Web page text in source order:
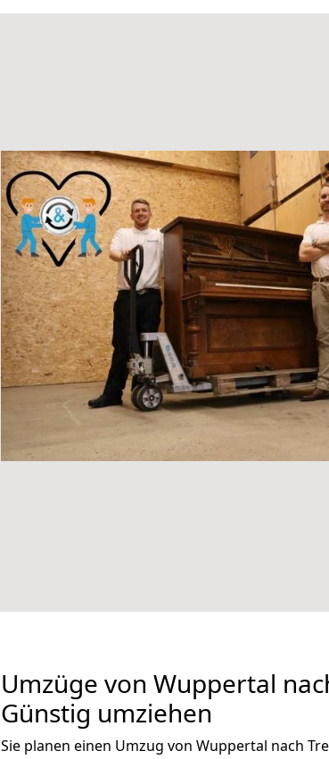
Umzüge von Wuppertal
Günstig umziehen
Sie planen einen Umzug von Wuppertal nach